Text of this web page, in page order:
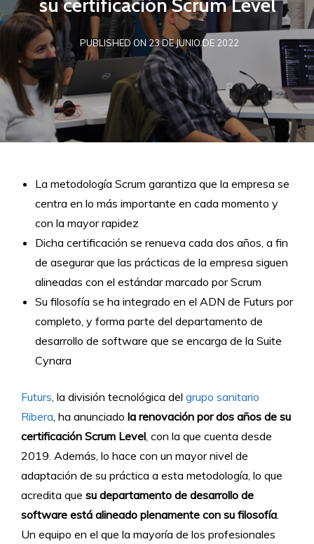
su certificación Scrum Level
PUBLISHED ON 23 DE JUNIO DE 2022
La metodología Scrum garantiza que la empresa se
centra en lo más importante en cada momento y
con la mayor rapidez
Dicha certificación se renueva cada dos años, a fin
de asegurar que las prácticas de la empresa siguen
alineadas con el estándar marcado por Scrum
Su filosofía se ha integrado en el ADN de Futurs por
completo, y forma parte del departamento de
desarrollo de software que se encarga de la Suite
Cynara
Futurs, la división tecnológica del grupo sanitario
Ribera, ha anunciado la renovación por dos años de su
certificación Scrum Level, con la que cuenta desde
2019. Además, lo hace con un mayor nivel de
adaptación de su práctica a esta metodología, lo que
acredita que su departamento de desarrollo de
software está alineado plenamente con su filosofía.
Un equipo en el que la mayoría de los profesionales